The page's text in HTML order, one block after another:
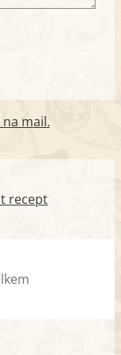
mail.
recept